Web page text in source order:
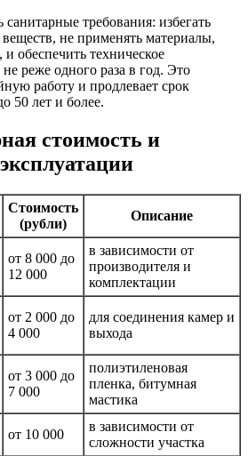
требования: избегать
не применять материалы,
обеспечить техническое
реже одного раза в год. Это
работу и продлевает срок
50 лет и более.
стоимость и
Стоимость
(рубли)
Описание
от 8 000 до
12 000
в зависимости от
производителя и
комплектации
от 2 000 до
4 000
для соединения камер и
выхода
от 3 000 до
7 000
полиэтиленовая
пленка, битумная
мастика
от 10 000
в зависимости от
сложности участка